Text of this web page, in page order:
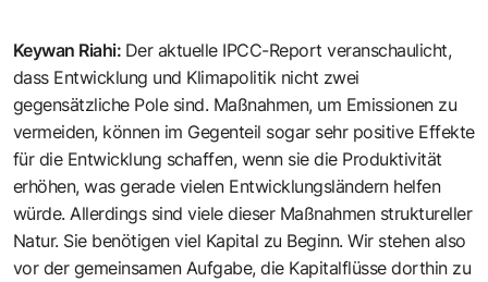
Keywan Riahi: Der aktuelle IPCC-Report veranschaulicht,
dass Entwicklung und Klimapolitik nicht zwei
gegensätzliche Pole sind. Maßnahmen, um Emissionen zu
vermeiden, können im Gegenteil sogar sehr positive Effekte
für die Entwicklung schaffen, wenn sie die Produktivität
erhöhen, was gerade vielen Entwicklungsländern helfen
würde. Allerdings sind viele dieser Maßnahmen struktureller
Natur. Sie benötigen viel Kapital zu Beginn. Wir stehen also
vor der gemeinsamen Aufgabe, die Kapitalflüsse dorthin zu